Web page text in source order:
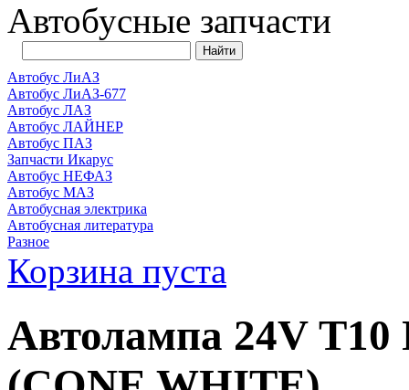
Автобусные запчасти
Автобус ЛиАЗ
Автобус ЛиАЗ-677
Автобус ЛАЗ
Автобус ЛАЙНЕР
Автобус ПАЗ
Запчасти Икарус
Автобус НЕФАЗ
Автобус МАЗ
Автобусная электрика
Автобусная литература
Разное
Корзина пуста
Автолампа 24V Т10